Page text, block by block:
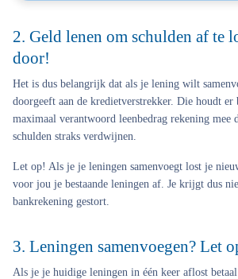
2. Geld lenen om schulden af te
door!
Het is dus belangrijk dat als je lening wilt
doorgeeft aan de kredietverstrekker. Die houdt er
maximaal verantwoord leenbedrag rekening mee
schulden straks verdwijnen.
Let op! Als je je leningen samenvoegt lost je
voor jou je bestaande leningen af. Je krijgt dus
bankrekening gestort.
3. Leningen samenvoegen? Let
Als je je huidige leningen in één keer aflost